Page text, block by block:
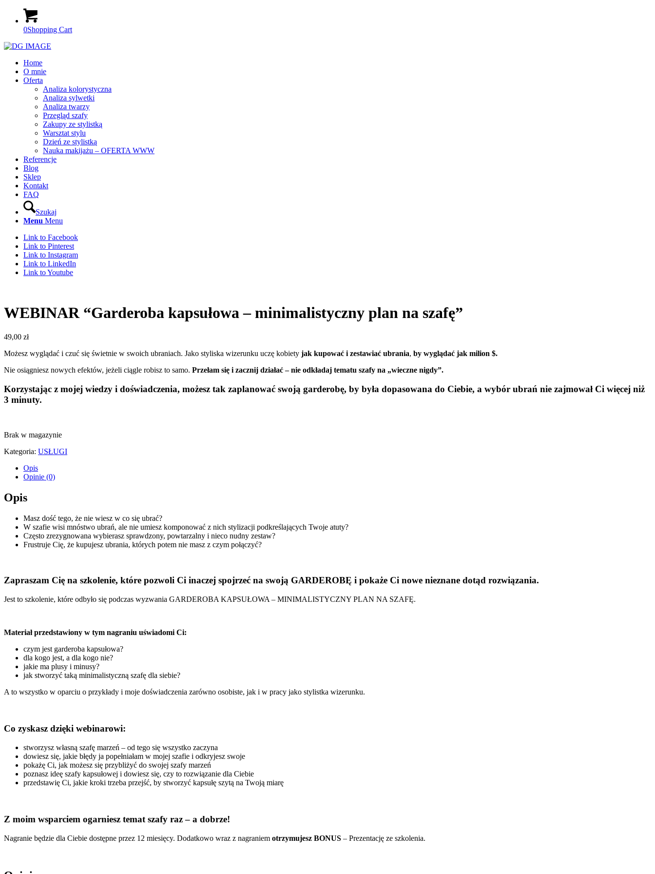
0Shopping Cart
Home
O mnie
Oferta
Analiza kolorystyczna
Analiza sylwetki
Analiza twarzy
Przegląd szafy
Zakupy ze stylistką
Warsztat stylu
Dzień ze stylistką
Nauka makijażu – OFERTA WWW
Referencje
Blog
Sklep
Kontakt
FAQ
Szukaj
Menu Menu
Link to Facebook
Link to Pinterest
Link to Instagram
Link to LinkedIn
Link to Youtube
WEBINAR “Garderoba kapsułowa – minimalistyczny plan na szafę”
49,00 zł
Możesz wyglądać i czuć się świetnie w swoich ubraniach. Jako styliska wizerunku uczę kobiety jak kupować i zestawiać ubrania, by wyglądać jak milion $.
Nie osiągniesz nowych efektów, jeżeli ciągle robisz to samo. Przełam się i zacznij działać – nie odkładaj tematu szafy na „wieczne nigdy”.
Korzystając z mojej wiedzy i doświadczenia, możesz tak zaplanować swoją garderobę, by była dopasowana do Ciebie, a wybór ubrań nie zajmował Ci więcej niż
3 minuty.
Brak w magazynie
Kategoria: USŁUGI
Opis
Opinie (0)
Opis
Masz dość tego, że nie wiesz w co się ubrać?
W szafie wisi mnóstwo ubrań, ale nie umiesz komponować z nich stylizacji podkreślających Twoje atuty?
Często zrezygnowana wybierasz sprawdzony, powtarzalny i nieco nudny zestaw?
Frustruje Cię, że kupujesz ubrania, których potem nie masz z czym połączyć?
Zapraszam Cię na szkolenie, które pozwoli Ci inaczej spojrzeć na swoją GARDEROBĘ i pokaże Ci nowe nieznane dotąd rozwiązania.
Jest to szkolenie, które odbyło się podczas wyzwania GARDEROBA KAPSUŁOWA – MINIMALISTYCZNY PLAN NA SZAFĘ.
Materiał przedstawiony w tym nagraniu uświadomi Ci:
czym jest garderoba kapsułowa?
dla kogo jest, a dla kogo nie?
jakie ma plusy i minusy?
jak stworzyć taką minimalistyczną szafę dla siebie?
A to wszystko w oparciu o przykłady i moje doświadczenia zarówno osobiste, jak i w pracy jako stylistka wizerunku.
Co zyskasz dzięki webinarowi:
stworzysz własną szafę marzeń – od tego się wszystko zaczyna
dowiesz się, jakie błędy ja popełniałam w mojej szafie i odkryjesz swoje
pokażę Ci, jak możesz się przybliżyć do swojej szafy marzeń
poznasz ideę szafy kapsułowej i dowiesz się, czy to rozwiązanie dla Ciebie
przedstawię Ci, jakie kroki trzeba przejść, by stworzyć kapsułę szytą na Twoją miarę
Z moim wsparciem ogarniesz temat szafy raz – a dobrze!
Nagranie będzie dla Ciebie dostępne przez 12 miesięcy. Dodatkowo wraz z nagraniem otrzymujesz BONUS – Prezentację ze szkolenia.